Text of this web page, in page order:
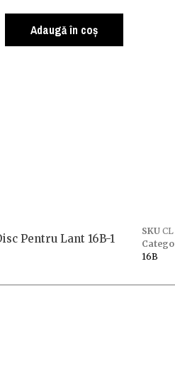
Adaugă în coș
Pentru Lant 16B-1
SKU
16B